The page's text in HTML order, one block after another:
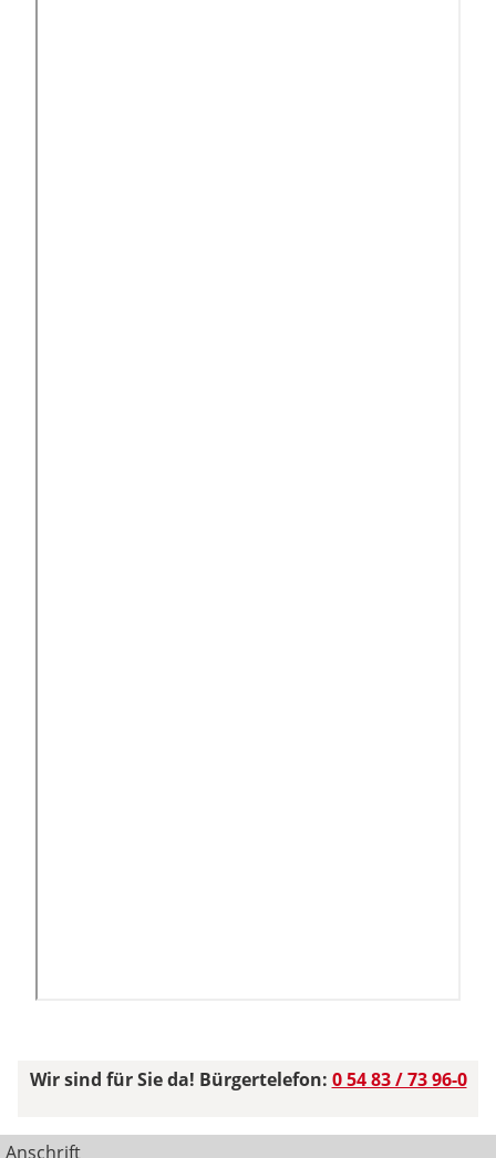
Wir sind für Sie da! Bürgertelefon: 0 54 83 / 73 96-0
Anschrift